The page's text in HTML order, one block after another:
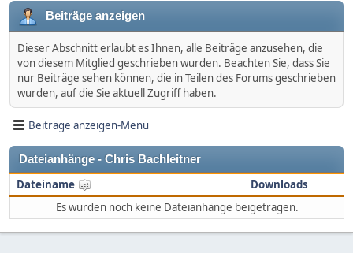
Beiträge anzeigen
Dieser Abschnitt erlaubt es Ihnen, alle Beiträge anzusehen, die
von diesem Mitglied geschrieben wurden. Beachten Sie, dass Sie
nur Beiträge sehen können, die in Teilen des Forums geschrieben
wurden, auf die Sie aktuell Zugriff haben.
Beiträge anzeigen-Menü
Dateianhänge - Chris Bachleitner
Dateiname
Downloads
Es wurden noch keine Dateianhänge beigetragen.